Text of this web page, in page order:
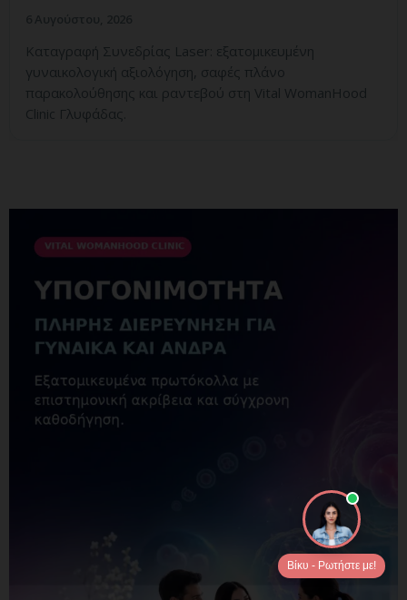
Καταγραφή Συνεδρίας Laser: εξατομικευμένη
γυναικολογική αξιολόγηση, σαφές πλάνο
παρακολούθησης και ραντεβού στη Vital WomanHood
Clinic Γλυφάδας.
Βίκυ - Ρωτήστε με!